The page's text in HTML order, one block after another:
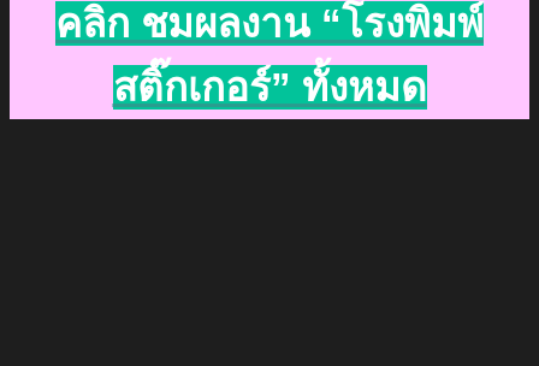
คลิก ชมผลงาน “โรงพิมพ์
สติ๊กเกอร์” ทั้งหมด